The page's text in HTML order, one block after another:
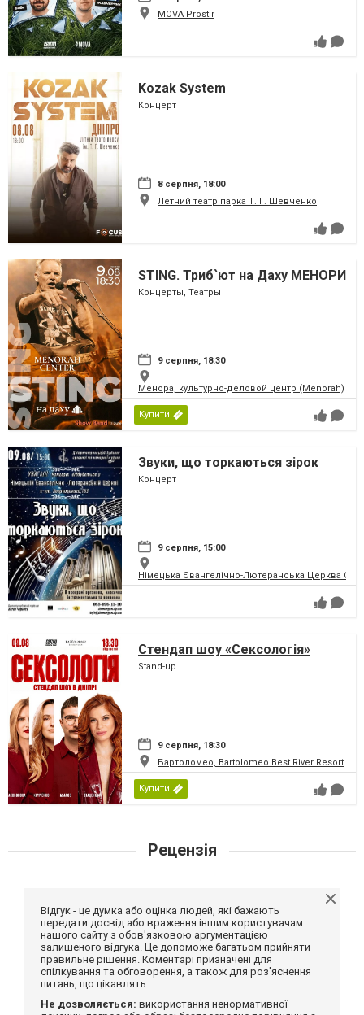
MOVA Рrostir
Kozak System
Концерт
8 серпня, 18:00
Летний театр парка Т. Г. Шевченко
STING. Триб`ют на Даху МЕНОРИ
Концерты, Театры
9 серпня, 18:30
Менора, культурно-деловой центр (Menorah)
Купити
Звуки, що торкаються зірок
Концерт
9 серпня, 15:00
Німецька Євангелічно-Лютеранська Церква
Стендап шоу «Сексологія»
Stand-up
9 серпня, 18:30
Бартоломео, Bartolomeo Best River Resort
Купити
Рецензія
Відгук - це думка або оцінка людей, які бажають
передати досвід або враження іншим користувачам
нашого сайту з обов'язковою аргументацією
залишеного відгука. Це допоможе багатьом прийняти
правильне рішення. Коментарі призначені для
спілкування та обговорення, а також для роз'яснення
питань, що цікавлять.
Не дозволяється: використання ненормативної